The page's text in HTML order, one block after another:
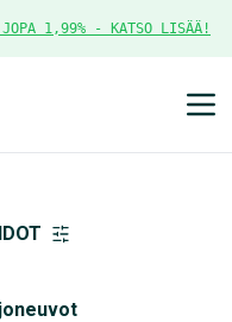
JOPA 1,99% - KATSO LISÄÄ!